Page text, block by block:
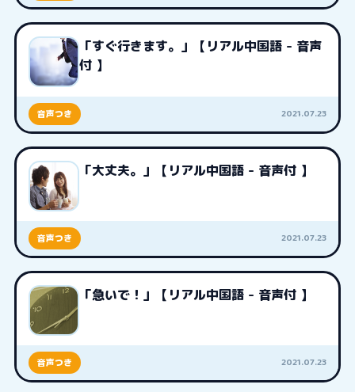
「すぐ行きます。」【リアル中国語 - 音声
付 】
音声つき 2021.07.23
「大丈夫。」【リアル中国語 - 音声付 】
音声つき 2021.07.23
「急いで！」【リアル中国語 - 音声付 】
音声つき 2021.07.23